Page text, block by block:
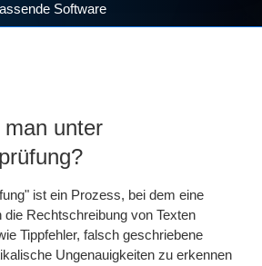
Software
unter
ist ein Prozess, bei dem eine
Rechtschreibung von Texten
Tippfehler, falsch geschriebene
Ungenauigkeiten zu erkennen